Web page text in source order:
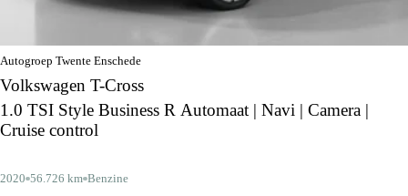
Autogroep Twente Enschede
Volkswagen T-Cross
1.0 TSI Style Business R Automaat | Navi | Camera |
Cruise control
2020 56.726 km Benzine